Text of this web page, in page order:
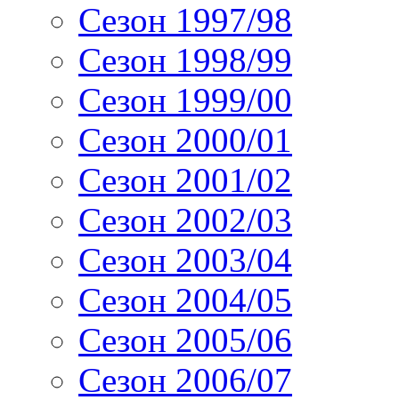
Сезон 1997/98
Сезон 1998/99
Сезон 1999/00
Сезон 2000/01
Сезон 2001/02
Сезон 2002/03
Сезон 2003/04
Сезон 2004/05
Сезон 2005/06
Сезон 2006/07